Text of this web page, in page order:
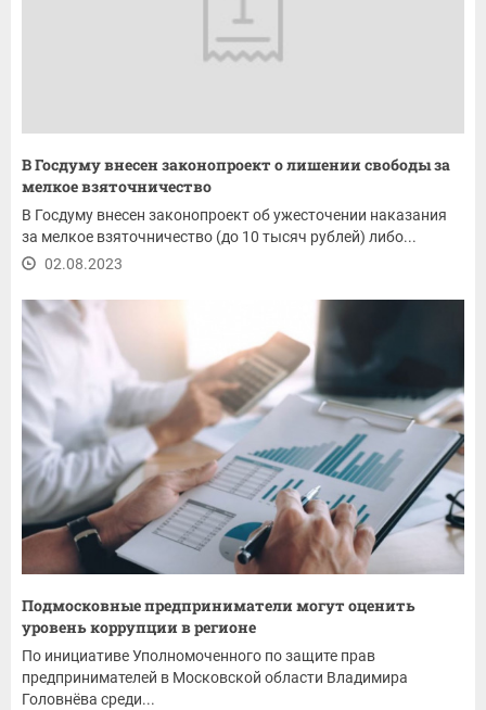
В Госдуму внесен законопроект о лишении свободы за
мелкое взяточничество
В Госдуму внесен законопроект об ужесточении наказания
за мелкое взяточничество (до 10 тысяч рублей) либо...
02.08.2023
Подмосковные предприниматели могут оценить
уровень коррупции в регионе
По инициативе Уполномоченного по защите прав
предпринимателей в Московской области Владимира
Головнёва среди...